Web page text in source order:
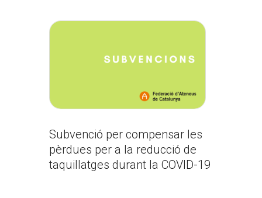
Subvenció per compensar les
pèrdues per a la reducció de
taquillatges durant la COVID-19